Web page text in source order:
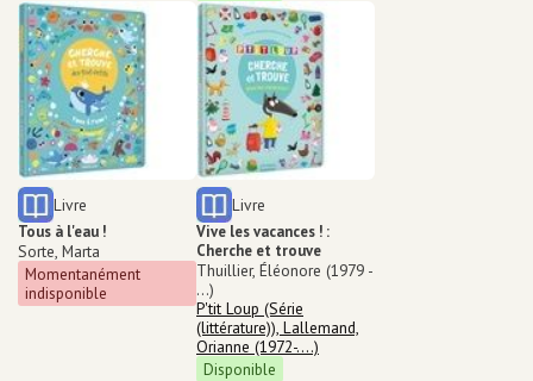
Type de support matériel
Livre
Tous à l'eau !
Créateur
Sorte, Marta
Momentanément
indisponible
Type de support matériel
Livre
Vive les vacances ! :
Cherche et trouve
Auteur
Thuillier, Éléonore (1979 -
...)
Dans la série
P'tit Loup (Série
(littérature)), Lallemand,
Orianne (1972-....)
Disponible